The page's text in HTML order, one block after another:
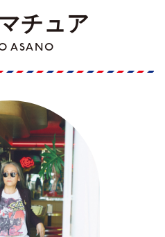
チュア
ASANO